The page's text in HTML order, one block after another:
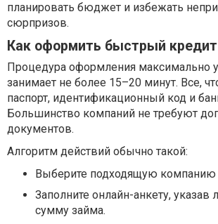
планировать бюджет и избежать
сюрпризов.
Как оформить быстрый кредит
Процедура оформления максимально
занимает не более 15–20 минут. Все,
паспорт, идентификационный код и
Большинство компаний не требуют
документов.
Алгоритм действий обычно такой:
Выберите подходящую компанию
Заполните онлайн-анкету,
сумму займа.